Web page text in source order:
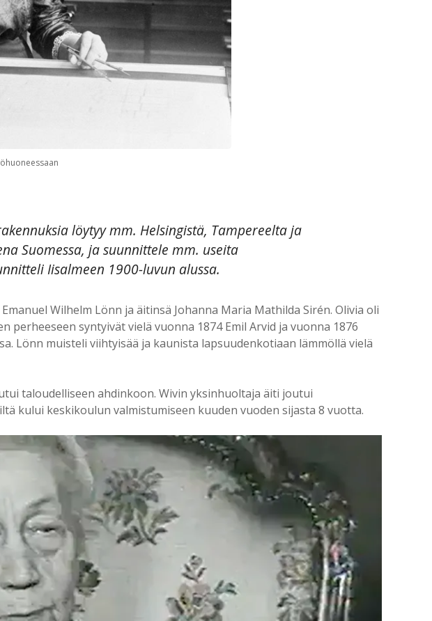
löytyy mm. Helsingistä, Tampereelta ja
Suomessa, ja suunnittele mm. useita
Iisalmeen 1900-luvun alussa.
Wilhelm Lönn ja äitinsä Johanna Maria Mathilda Sirén. Olivia oli
perheeseen syntyivät vielä vuonna 1874 Emil Arvid ja vuonna 1876
Lönn muisteli viihtyisää ja kaunista lapsuudenkotiaan lämmöllä vielä
taloudelliseen ahdinkoon. Wivin yksinhuoltaja äiti joutui
kului keskikoulun valmistumiseen kuuden vuoden sijasta 8 vuotta.